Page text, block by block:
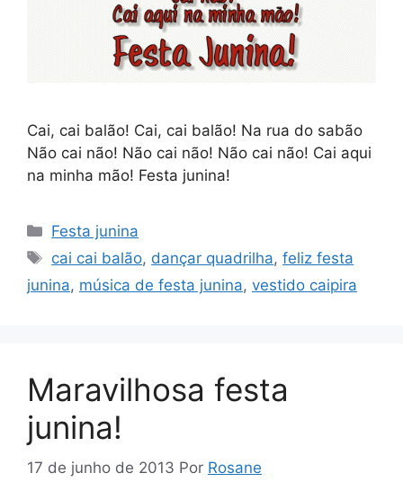
Cai, cai balão! Cai, cai balão! Na rua do sabão
Não cai não! Não cai não! Não cai não! Cai aqui
na minha mão! Festa junina!
Categorias
Festa junina
Tags
cai cai balão, dançar quadrilha,feliz festa
junina, música de festa junina, vestido caipira
Maravilhosa festa
junina!
17 de junho de 2013 Por Rosane